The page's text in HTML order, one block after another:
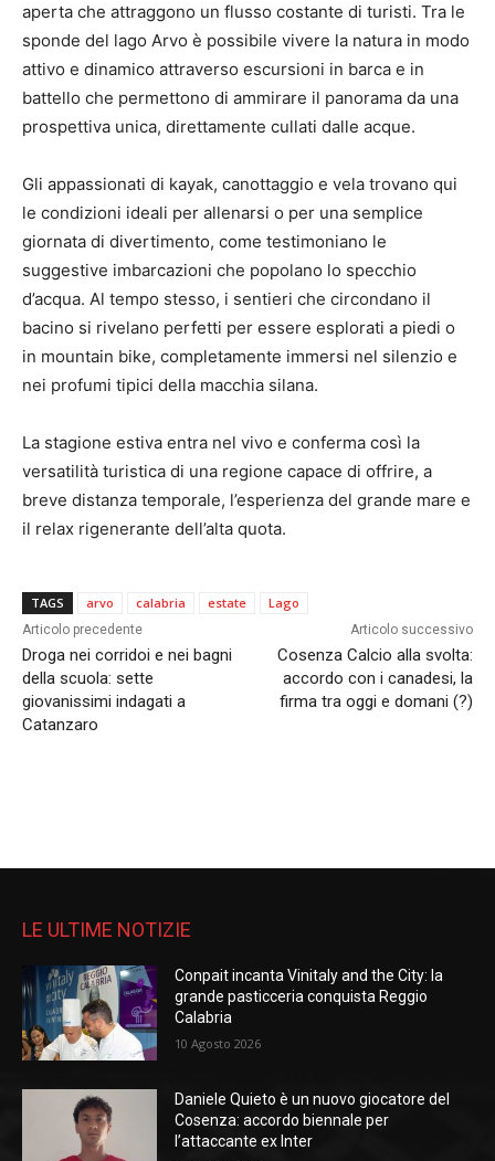
aperta che attraggono un flusso costante di turisti. Tra le
sponde del lago Arvo è possibile vivere la natura in modo
attivo e dinamico attraverso escursioni in barca e in
battello che permettono di ammirare il panorama da una
prospettiva unica, direttamente cullati dalle acque.
Gli appassionati di kayak, canottaggio e vela trovano qui
le condizioni ideali per allenarsi o per una semplice
giornata di divertimento, come testimoniano le
suggestive imbarcazioni che popolano lo specchio
d’acqua. Al tempo stesso, i sentieri che circondano il
bacino si rivelano perfetti per essere esplorati a piedi o
in mountain bike, completamente immersi nel silenzio e
nei profumi tipici della macchia silana.
La stagione estiva entra nel vivo e conferma così la
versatilità turistica di una regione capace di offrire, a
breve distanza temporale, l’esperienza del grande mare e
il relax rigenerante dell’alta quota.
TAGS arvo calabria estate Lago
Articolo precedente
Droga nei corridoi e nei bagni
della scuola: sette
giovanissimi indagati a
Catanzaro
Articolo successivo
Cosenza Calcio alla svolta:
accordo con i canadesi, la
firma tra oggi e domani (?)
LE ULTIME NOTIZIE
Conpait incanta Vinitaly and the City: la
grande pasticceria conquista Reggio
Calabria
10 Agosto 2026
Daniele Quieto è un nuovo giocatore del
Cosenza: accordo biennale per
l’attaccante ex Inter